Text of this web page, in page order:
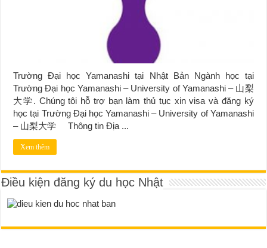
Trường Đại học Yamanashi tại Nhật Bản Ngành học tại
Trường Đại học Yamanashi – University of Yamanashi – 山梨
大学. Chúng tôi hỗ trợ bạn làm thủ tục xin visa và đăng ký
học tại Trường Đại học Yamanashi – University of Yamanashi
– 山梨大学 Thông tin Địa ...
Xem thêm
Điều kiện đăng ký du học Nhật